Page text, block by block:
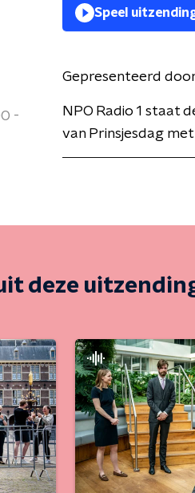
-
Speel
Gepresenteerd
NPO Radio 1 staat
van Prinsjesdag
deze